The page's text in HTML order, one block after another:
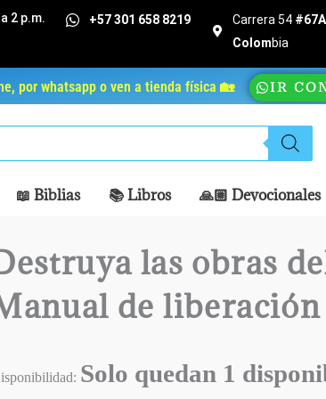
2 p.m. +57 301 658 8219 Carrera 54
Colombia
por whatsapp o ven a tienda física 🏡 IR
📖 Biblias 📚 Libros 🙏🏼 Devocionales
las obras
de liberación
Solo quedan 1